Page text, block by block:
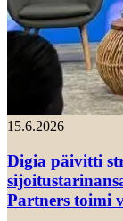
15.6.2026
Digia päivitti
Partners toimi